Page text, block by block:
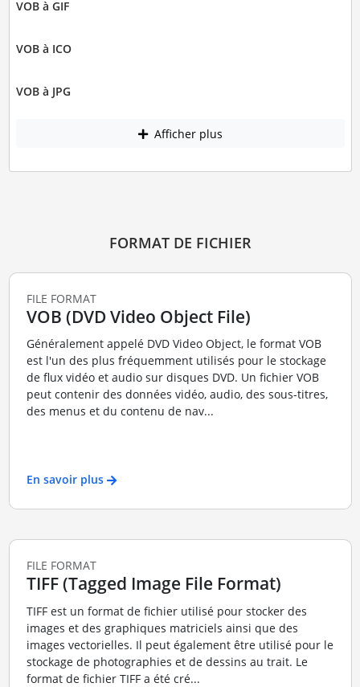
VOB à GIF
VOB à ICO
VOB à JPG
Afficher plus
FORMAT DE FICHIER
FILE FORMAT
VOB (DVD Video Object File)
Généralement appelé DVD Video Object, le format VOB
est l'un des plus fréquemment utilisés pour le stockage
de flux vidéo et audio sur disques DVD. Un fichier VOB
peut contenir des données vidéo, audio, des sous-titres,
des menus et du contenu de nav...
En savoir plus
FILE FORMAT
TIFF (Tagged Image File Format)
TIFF est un format de fichier utilisé pour stocker des
images et des graphiques matriciels ainsi que des
images vectorielles. Il peut également être utilisé pour le
stockage de photographies et de dessins au trait. Le
format de fichier TIFF a été cré...